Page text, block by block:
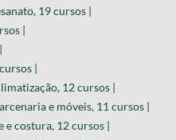
19 cursos |
|
|
12 cursos |
e móveis, 11 cursos |
e costura, 12 cursos |